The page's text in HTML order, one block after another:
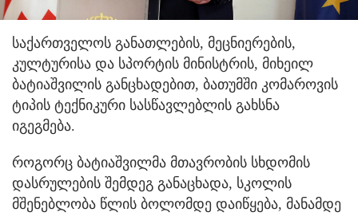
საქართველოს განათლების, მეცნიერების,
კულტურისა და სპორტის მინისტრის, მიხეილ
ბატიაშვილის განცხადებით, ბათუმში კომაროვის
ტიპის ტექნიკური სასწავლებლის გახსნა
იგეგმება.
როგორც ბატიაშვილმა მთავრობის სხდომის
დასრულების შემდეგ განაცხადა, სკოლის
მშენებლობა წლის ბოლომდე დაიწყება, მანამდე